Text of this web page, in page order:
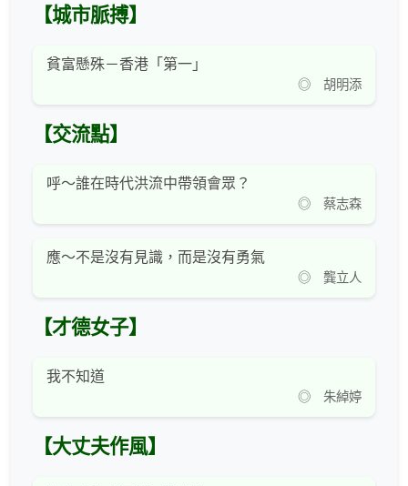
【城市脈搏】
貧富懸殊－香港「第一」
◎ 胡明添
【交流點】
呼～誰在時代洪流中帶領會眾？
◎ 蔡志森
應～不是沒有見識，而是沒有勇氣
◎ 龔立人
【才德女子】
我不知道
◎ 朱綽婷
【大丈夫作風】